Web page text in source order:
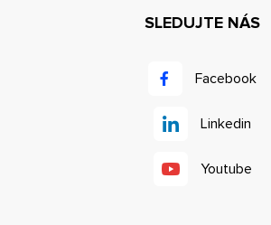
SLEDUJTE NÁS
Facebook
Linkedin
Youtube